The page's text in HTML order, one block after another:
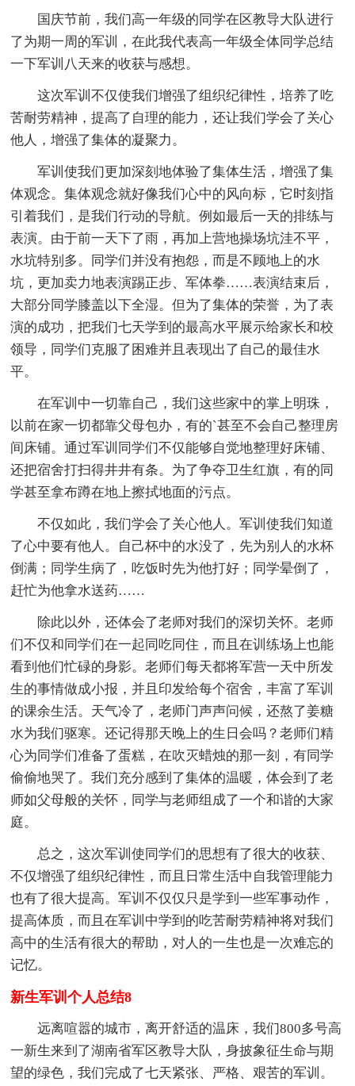
国庆节前，我们高一年级的同学在区教导大队进行
了为期一周的军训，在此我代表高一年级全体同学总结
一下军训八天来的收获与感想。
这次军训不仅使我们增强了组织纪律性，培养了吃
苦耐劳精神，提高了自理的能力，还让我们学会了关心
他人，增强了集体的凝聚力。
军训使我们更加深刻地体验了集体生活，增强了集
体观念。集体观念就好像我们心中的风向标，它时刻指
引着我们，是我们行动的导航。例如最后一天的排练与
表演。由于前一天下了雨，再加上营地操场坑洼不平，
水坑特别多。同学们并没有抱怨，而是不顾地上的水
坑，更加卖力地表演踢正步、军体拳……表演结束后，
大部分同学膝盖以下全湿。但为了集体的荣誉，为了表
演的成功，把我们七天学到的最高水平展示给家长和校
领导，同学们克服了困难并且表现出了自己的最佳水
平。
在军训中一切靠自己，我们这些家中的掌上明珠，
以前在家一切都靠父母包办，有的`甚至不会自己整理房
间床铺。通过军训同学们不仅能够自觉地整理好床铺、
还把宿舍打扫得井井有条。为了争夺卫生红旗，有的同
学甚至拿布蹲在地上擦拭地面的污点。
不仅如此，我们学会了关心他人。军训使我们知道
了心中要有他人。自己杯中的水没了，先为别人的水杯
倒满；同学生病了，吃饭时先为他打好；同学晕倒了，
赶忙为他拿水送药……
除此以外，还体会了老师对我们的深切关怀。老师
们不仅和同学们在一起同吃同住，而且在训练场上也能
看到他们忙碌的身影。老师们每天都将军营一天中所发
生的事情做成小报，并且印发给每个宿舍，丰富了军训
的课余生活。天气冷了，老师门声声问候，还熬了姜糖
水为我们驱寒。还记得那天晚上的生日会吗？老师们精
心为同学们准备了蛋糕，在吹灭蜡烛的那一刻，有同学
偷偷地哭了。我们充分感到了集体的温暖，体会到了老
师如父母般的关怀，同学与老师组成了一个和谐的大家
庭。
总之，这次军训使同学们的思想有了很大的收获、
不仅增强了组织纪律性，而且日常生活中自我管理能力
也有了很大提高。军训不仅仅只是学到一些军事动作，
提高体质，而且在军训中学到的吃苦耐劳精神将对我们
高中的生活有很大的帮助，对人的一生也是一次难忘的
记忆。
新生军训个人总结8
远离喧嚣的城市，离开舒适的温床，我们800多号高
一新生来到了湖南省军区教导大队，身披象征生命与期
望的绿色，我们完成了七天紧张、严格、艰苦的军训。